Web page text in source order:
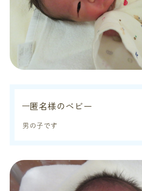
匿名様のベビー
男の子です